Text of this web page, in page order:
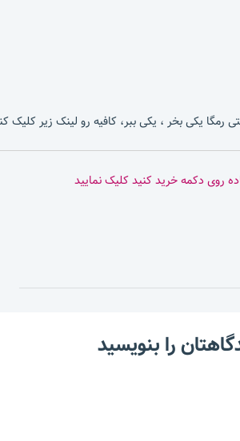
رمگا یکی بخر ، یکی ببر، کافیه رو لینک زیر کلیک
روی دکمه خرید کنید کلیک نمایید
را بنویسید